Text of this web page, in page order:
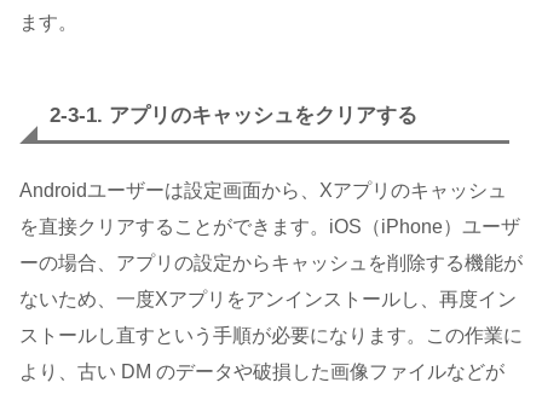
ます。
2-3-1. アプリのキャッシュをクリアする
Androidユーザーは設定画面から、Xアプリのキャッシュ
を直接クリアすることができます。iOS（iPhone）ユーザ
ーの場合、アプリの設定からキャッシュを削除する機能が
ないため、一度Xアプリをアンインストールし、再度イン
ストールし直すという手順が必要になります。この作業に
より、古い DM のデータや破損した画像ファイルなどが